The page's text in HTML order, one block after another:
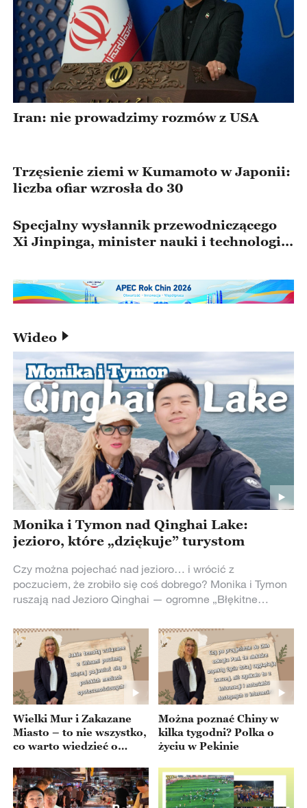
Iran: nie prowadzimy rozmów z USA
Trzęsienie ziemi w Kumamoto w Japonii:
liczba ofiar wzrosła do 30
Specjalny wysłannik przewodniczącego
Xi Jinpinga, minister nauki i technologii
Wideo
Monika i Tymon nad Qinghai Lake:
jezioro, które „dziękuje” turystom
Czy można pojechać nad jezioro… i wrócić z
poczuciem, że zrobiło się coś dobrego? Monika i Tymon
ruszają nad Jezioro Qinghai — ogromne „Błękitne
tylko o widoki. Na miejscu odkrywają nietypowy system
„ekologicznych punktów”: zbierasz śmieci, dostajesz
punkty, a jezioro dosłownie ci za to dziękuje.
Wielki Mur i Zakazane
Miasto – to nie wszystko,
co warto wiedzieć o
Można poznać Chiny w
kilka tygodni? Polka o
życiu w Pekinie